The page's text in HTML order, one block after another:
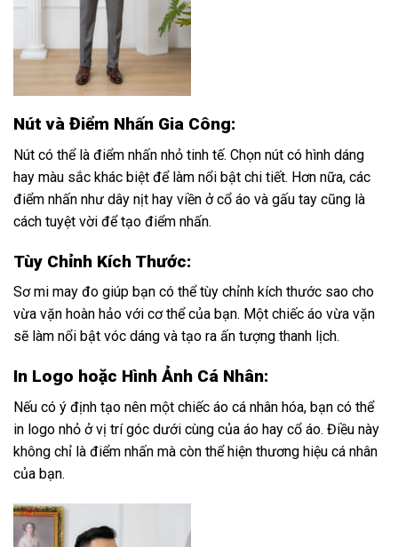
Nút và Điểm Nhấn Gia Công:
Nút có thể là điểm nhấn nhỏ tinh tế. Chọn nút có hình dáng
hay màu sắc khác biệt để làm nổi bật chi tiết. Hơn nữa, các
điểm nhấn như dây nịt hay viền ở cổ áo và gấu tay cũng là
cách tuyệt vời để tạo điểm nhấn.
Tùy Chỉnh Kích Thước:
Sơ mi may đo giúp bạn có thể tùy chỉnh kích thước sao cho
vừa vặn hoàn hảo với cơ thể của bạn. Một chiếc áo vừa vặn
sẽ làm nổi bật vóc dáng và tạo ra ấn tượng thanh lịch.
In Logo hoặc Hình Ảnh Cá Nhân:
Nếu có ý định tạo nên một chiếc áo cá nhân hóa, bạn có thể
in logo nhỏ ở vị trí góc dưới cùng của áo hay cổ áo. Điều này
không chỉ là điểm nhấn mà còn thể hiện thương hiệu cá nhân
của bạn.